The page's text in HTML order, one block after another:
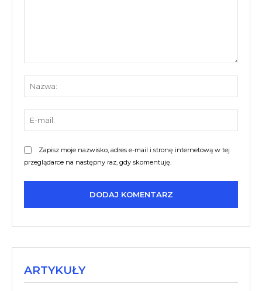
Zapisz moje nazwisko, adres e-mail i stronę internetową w tej
przeglądarce na następny raz, gdy skomentuję.
ARTYKUŁY